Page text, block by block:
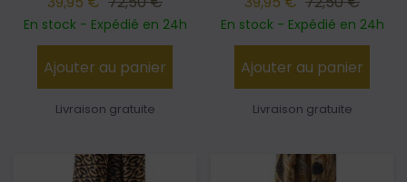
En stock - Expédié en 24h
Ajouter au panier
Livraison gratuite
En stock - Expédié en 24h
Ajouter au panier
Livraison gratuite